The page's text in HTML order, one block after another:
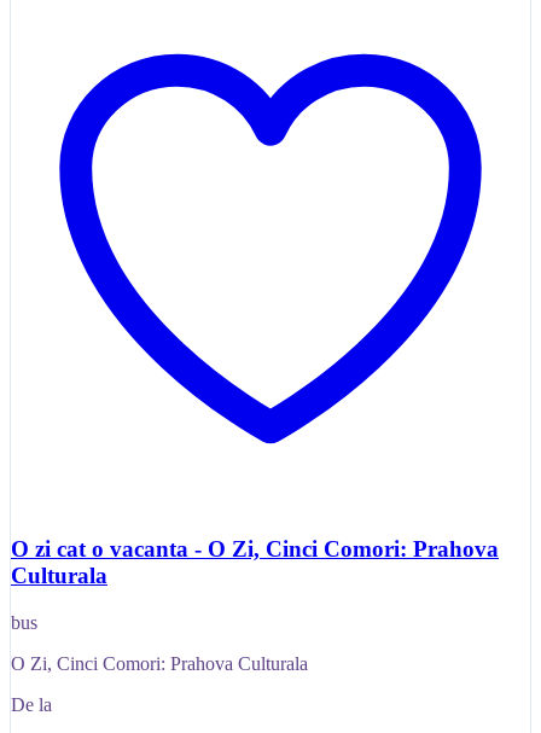
O zi cat o vacanta - O Zi, Cinci Comori: Prahova
Culturala
bus
O Zi, Cinci Comori: Prahova Culturala
De la